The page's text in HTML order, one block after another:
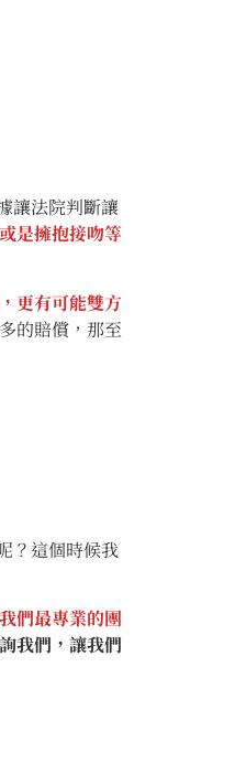
讓法院判斷讓
是擁抱接吻等
更有可能雙方
的賠償，那至
？這個時候我
們最專業的團
我們，讓我們